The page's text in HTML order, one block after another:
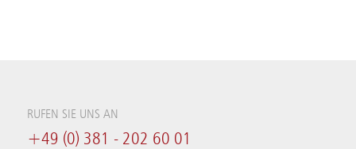
RUFEN SIE UNS AN
+49 (0) 381 - 202 60 01